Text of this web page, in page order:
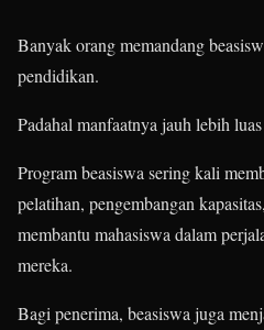
Banyak orang memandang
pendidikan.
Padahal manfaatnya jauh lebih
Program beasiswa sering kali
pelatihan, pengembangan
membantu mahasiswa dalam
mereka.
Bagi penerima, beasiswa juga